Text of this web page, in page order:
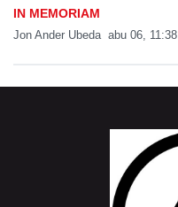
IN MEMORIAM
Jon Ander Ubeda abu 06, 11:38